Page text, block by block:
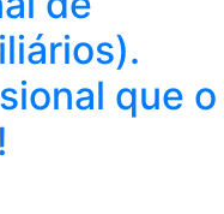
que o